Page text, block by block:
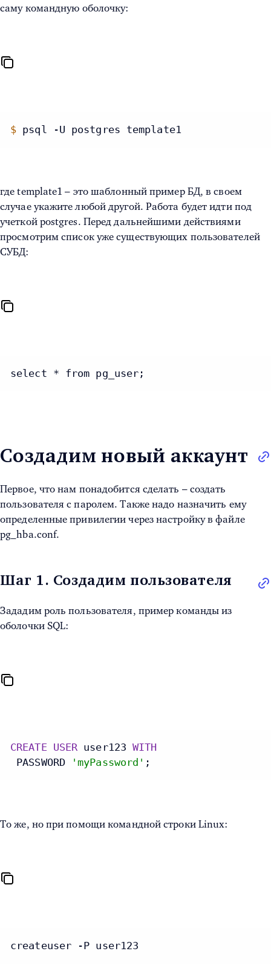
саму командную оболочку:
$ psql -U postgres template1
где template1 – это шаблонный пример БД, в своем
случае укажите любой другой. Работа будет идти под
учеткой postgres. Перед дальнейшими действиями
просмотрим список уже существующих пользователей
СУБД:
select * from pg_user;
Создадим новый аккаунт
Первое, что нам понадобится сделать – создать
пользователя с паролем. Также надо назначить ему
определенные привилегии через настройку в файле
pg_hba.conf.
Шаг 1. Создадим пользователя
Зададим роль пользователя, пример команды из
оболочки SQL:
CREATE USER user123 WITH
PASSWORD
'myPassword' ;
То же, но при помощи командной строки Linux:
createuser -P user123